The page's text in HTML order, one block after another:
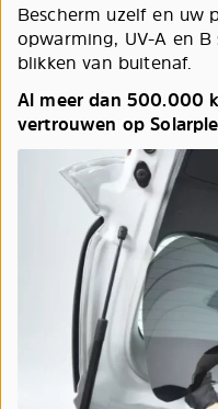
Bescherm uzelf en uw
opwarming, UV-A en
blikken van buitenaf.
Al meer dan 500.000
vertrouwen op